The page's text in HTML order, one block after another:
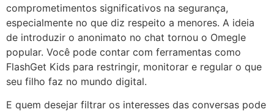
comprometimentos significativos na segurança,
especialmente no que diz respeito a menores. A ideia
de introduzir o anonimato no chat tornou o Omegle
popular. Você pode contar com ferramentas como
FlashGet Kids para restringir, monitorar e regular o que
seu filho faz no mundo digital.
E quem desejar filtrar os interesses das conversas pode